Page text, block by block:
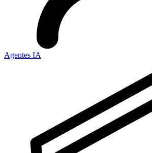
Agentes IA